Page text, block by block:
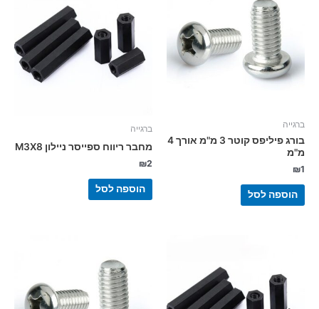
ברגייה
בורג פיליפס קוטר 3 מ"מ אורך 4
מ"מ
₪1
הוספה לסל
ברגייה
מחבר ריווח ספייסר ניילון M3X8
₪2
הוספה לסל